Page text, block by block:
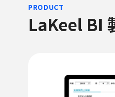
PRODUCT
LaKeel BI